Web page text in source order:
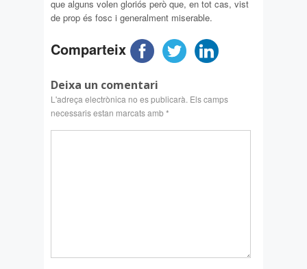
que alguns volen gloriós però que, en tot cas, vist
de prop és fosc i generalment miserable.
Comparteix
Deixa un comentari
L'adreça electrònica no es publicarà. Els camps
necessaris estan marcats amb*